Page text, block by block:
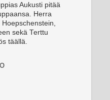
Aukusti pitää
Herra
sekä Terttu
täällä.